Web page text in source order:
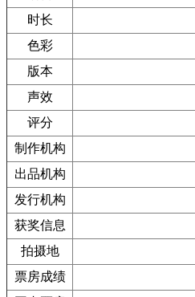
时长
色彩
版本
声效
评分
制作机构
出品机构
发行机构
获奖信息
拍摄地
票房成绩